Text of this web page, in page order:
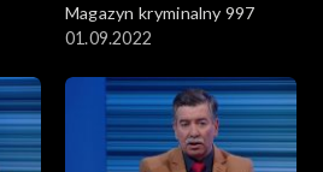
Magazyn kryminalny 997
01.09.2022